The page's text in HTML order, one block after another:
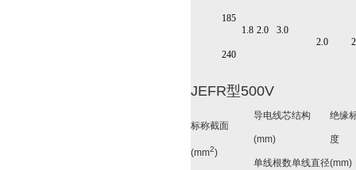
1.8 2.0 3.0
185
2.0
240
JEFR型500V
标称截面
(mm2)
导电线芯结构
(mm)
绝缘
度
(mm)
单线根数单线直径